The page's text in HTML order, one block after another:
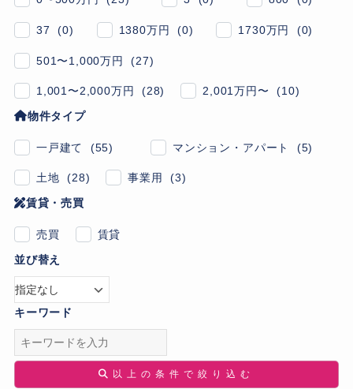
37 (0) 1380万円 (0) 1730万円 (0)
501〜1,000万円 (27)
1,001〜2,000万円 (28) 2,001万円〜 (10)
物件タイプ
一戸建て (55) マンション・アパート (5)
土地 (28) 事業用 (3)
賃貸・売買
売買 賃貸
並び替え
キーワード
以上の条件で絞り込む